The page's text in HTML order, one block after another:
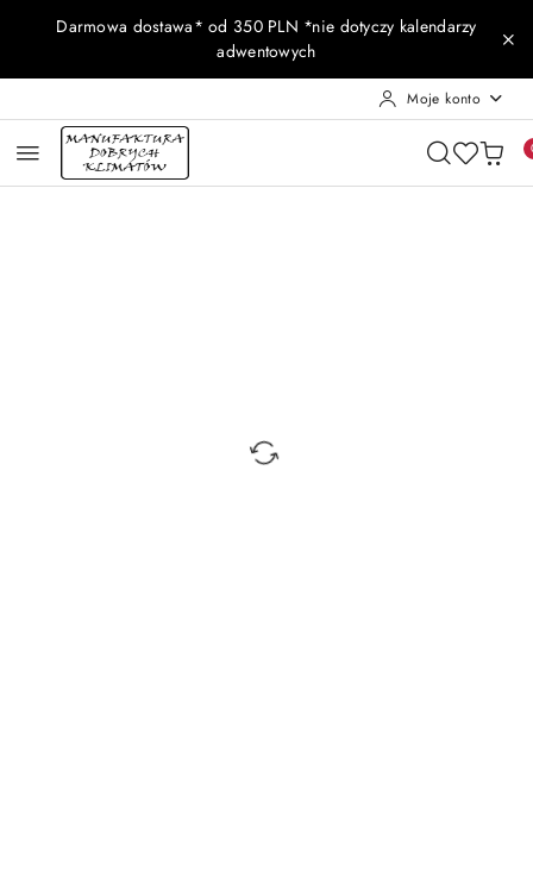
Przejdź do treści głównej
Przejdź do wyszukiwarki
Przejdź do moje konto
Przejdź do menu głównego
Przejdź do opisu produktu
Przejdź do stopki
Darmowa dostawa* od 350 PLN *nie dotyczy kalendarzy
adwentowych
Moje konto